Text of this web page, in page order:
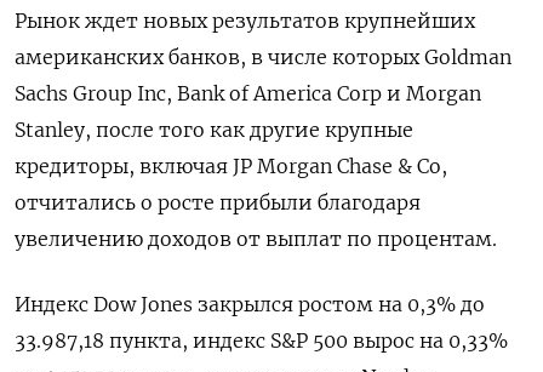
Рынок ждет новых результатов крупнейших
американских банков, в числе которых Goldman
Sachs Group Inc, Bank of America Corp и Morgan
Stanley, после того как другие крупные
кредиторы, включая JP Morgan Chase & Co,
отчитались о росте прибыли благодаря
увеличению доходов от выплат по процентам.
Индекс Dow Jones закрылся ростом на 0,3% до
33.987,18 пункта, индекс S&P 500 вырос на 0,33%